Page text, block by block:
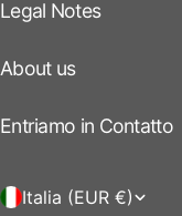
Legal Notes
About us
Entriamo in Contatto
P
Italia (EUR €)